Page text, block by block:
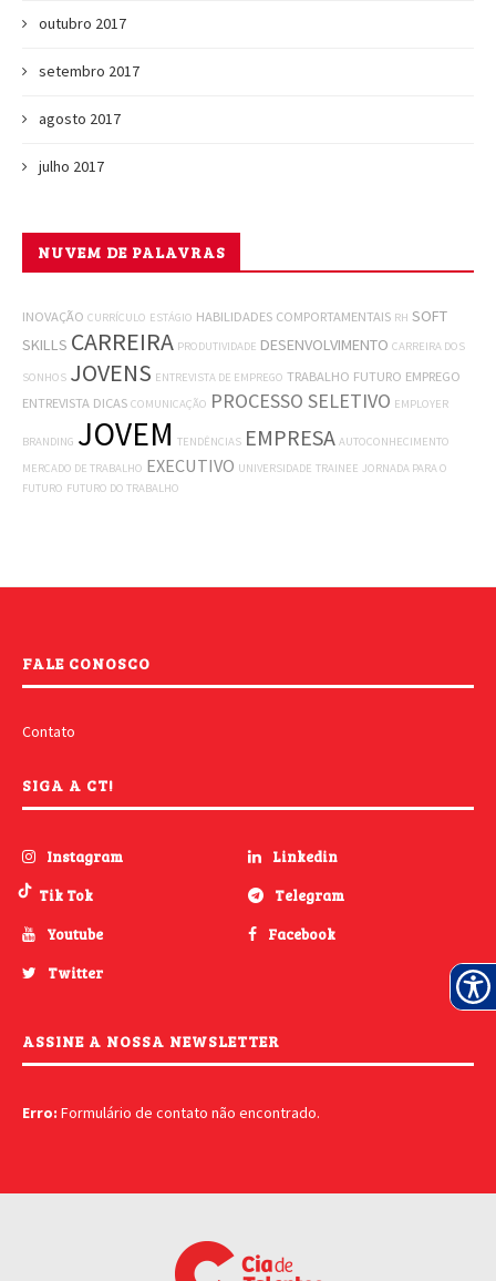
outubro 2017
setembro 2017
agosto 2017
julho 2017
NUVEM DE PALAVRAS
INOVAÇÃO CURRÍCULO ESTÁGIO HABILIDADES COMPORTAMENTAIS RH SOFT
SKILLS CARREIRA PRODUTIVIDADE DESENVOLVIMENTO CARREIRA DOS
SONHOS JOVENS ENTREVISTA DE EMPREGO TRABALHO FUTURO EMPREGO
ENTREVISTA DICAS COMUNICAÇÃO PROCESSO SELETIVO EMPLOYER
BRANDING JOVEM TENDÊNCIAS EMPRESA AUTOCONHECIMENTO
MERCADO DE TRABALHO EXECUTIVO UNIVERSIDADE TRAINEE JORNADA PARA O
FUTURO FUTURO DO TRABALHO
FALE CONOSCO
Contato
SIGA A CT!
Instagram
Linkedin
Tik Tok
Telegram
Youtube
Facebook
Twitter
ASSINE A NOSSA NEWSLETTER
Erro: Formulário de contato não encontrado.